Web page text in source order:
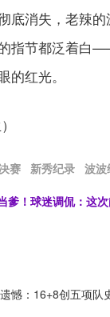
底消失，老辣
指节都泛着白
的红光。
赛 新秀纪录 波波
爹！球迷调侃：这
憾：16+8创五项队